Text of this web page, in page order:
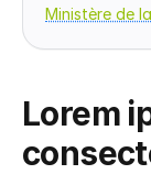
Ministère de
Lorem